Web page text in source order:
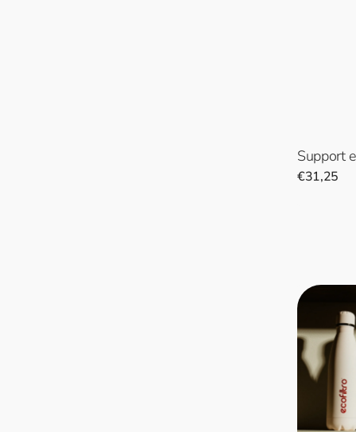
Support
Prix
€31,25
Bouteille
isotherme
Ecofiltro